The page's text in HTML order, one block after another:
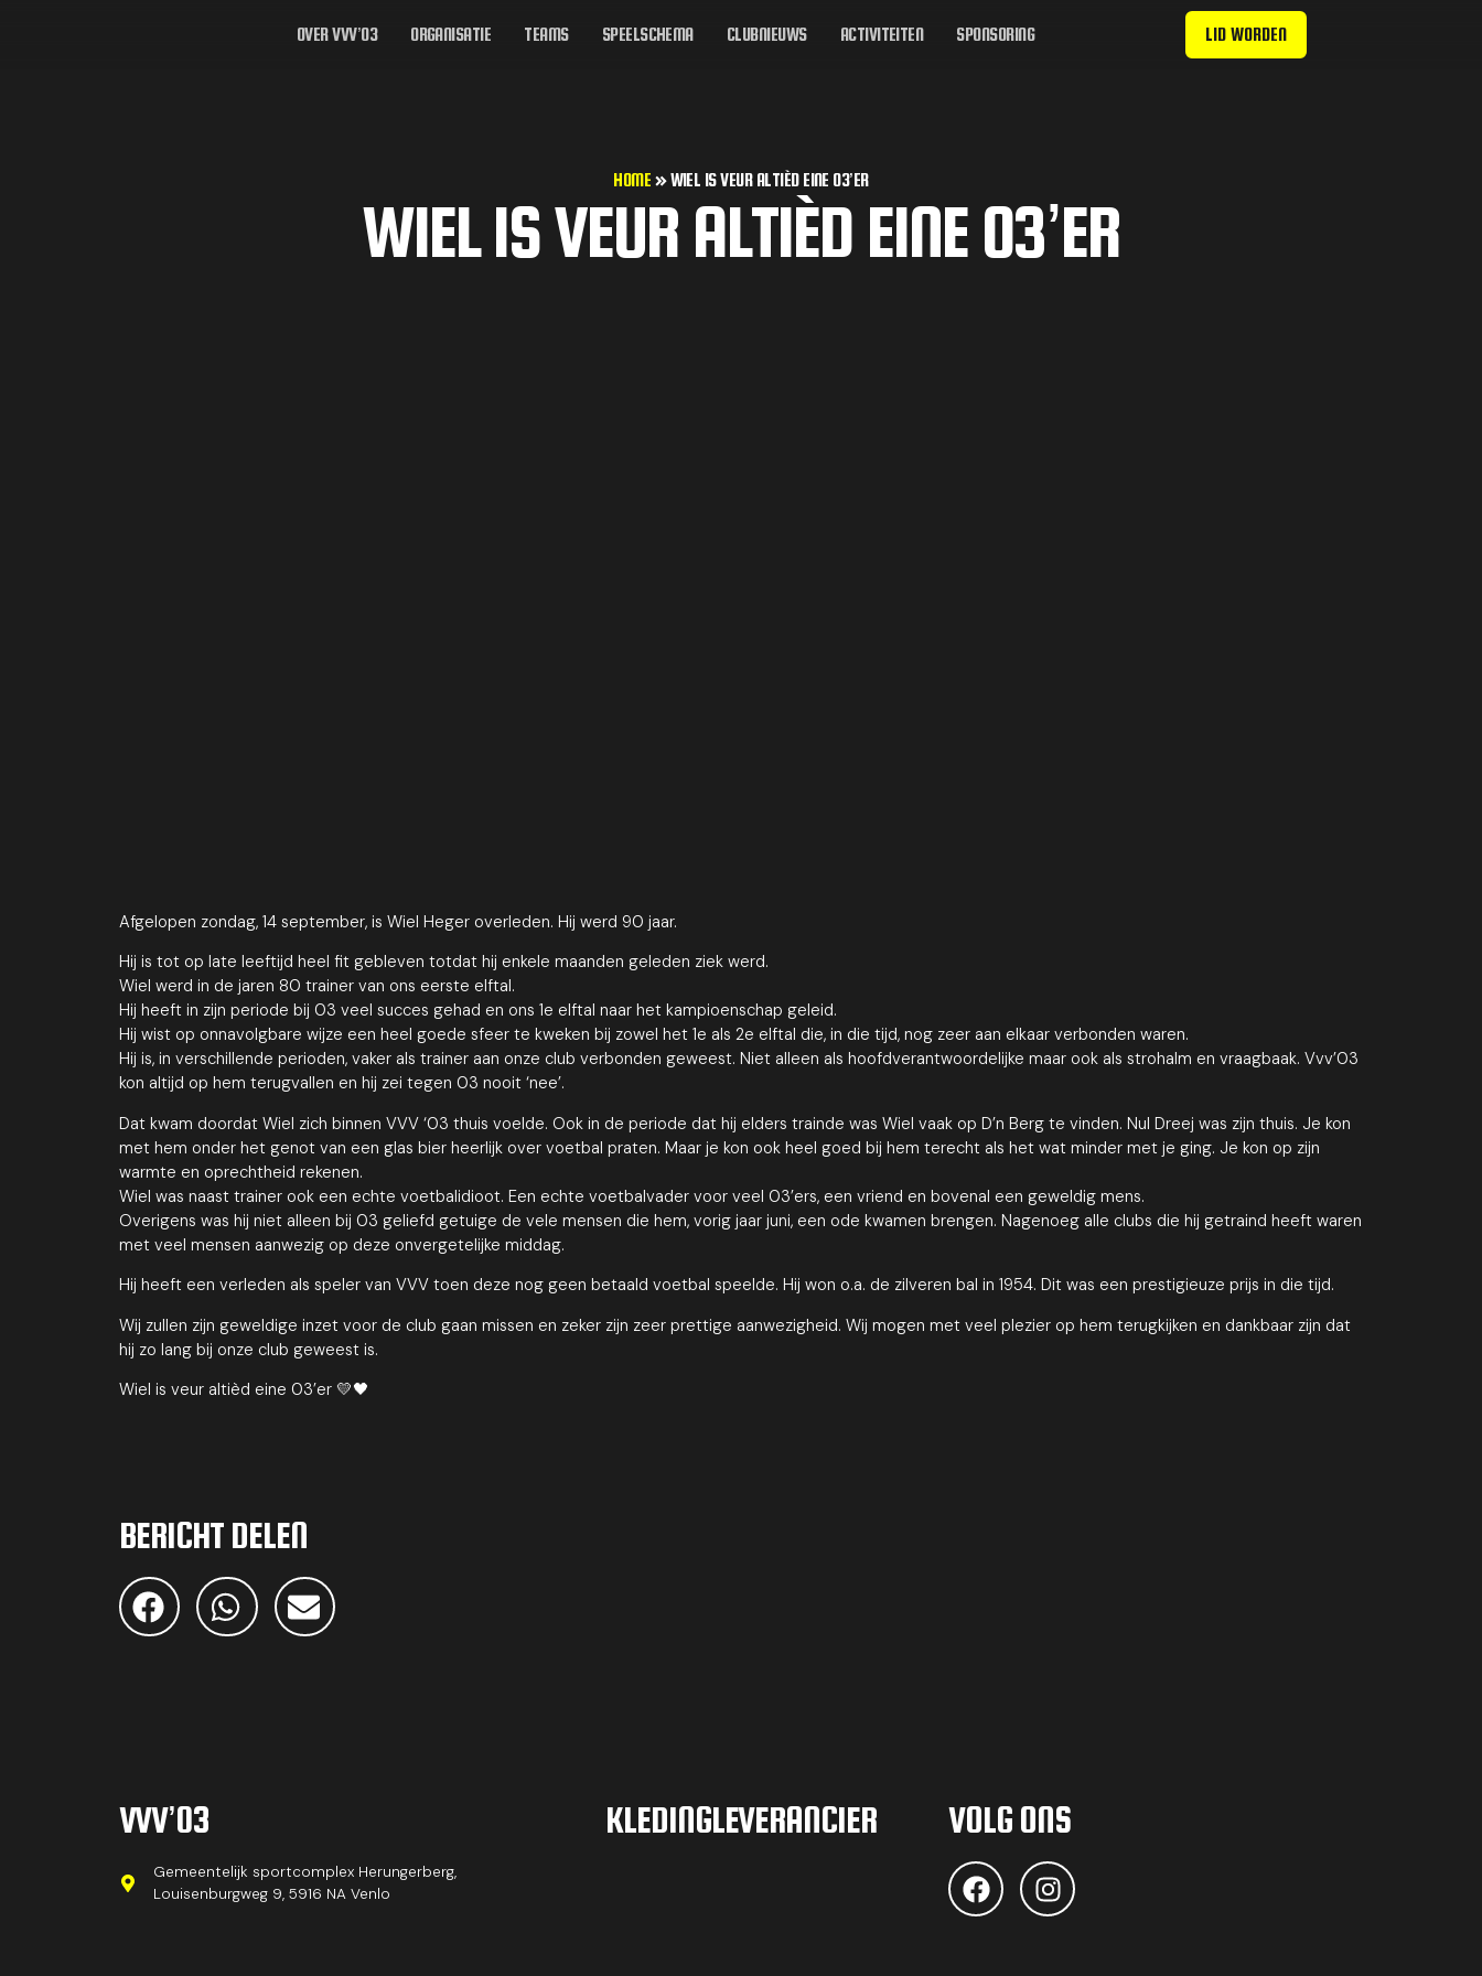
OVER VVV’03 ORGANISATIE TEAMS SPEELSCHEMA CLUBNIEUWS ACTIVITEITEN SPONSORING LID WORDEN
HOME »WIEL IS VEUR ALTIÈD EINE 03’ER
WIEL IS VEUR ALTIÈD EINE 03’ER
Afgelopen zondag, 14 september, is Wiel Heger overleden. Hij werd 90 jaar.
Hij is tot op late leeftijd heel fit gebleven totdat hij enkele maanden geleden ziek werd.
Wiel werd in de jaren 80 trainer van ons eerste elftal.
Hij heeft in zijn periode bij 03 veel succes gehad en ons 1e elftal naar het kampioenschap geleid.
Hij wist op onnavolgbare wijze een heel goede sfeer te kweken bij zowel het 1e als 2e elftal die, in die tijd, nog zeer aan elkaar verbonden waren.
Hij is, in verschillende perioden, vaker als trainer aan onze club verbonden geweest. Niet alleen als hoofdverantwoordelijke maar ook als strohalm en vraagbaak. Vvv’03
kon altijd op hem terugvallen en hij zei tegen 03 nooit ‘nee’.
Dat kwam doordat Wiel zich binnen VVV ‘03 thuis voelde. Ook in de periode dat hij elders trainde was Wiel vaak op D’n Berg te vinden. Nul Dreej was zijn thuis. Je kon
met hem onder het genot van een glas bier heerlijk over voetbal praten. Maar je kon ook heel goed bij hem terecht als het wat minder met je ging. Je kon op zijn
warmte en oprechtheid rekenen.
Wiel was naast trainer ook een echte voetbalidioot. Een echte voetbalvader voor veel 03’ers, een vriend en bovenal een geweldig mens.
Overigens was hij niet alleen bij 03 geliefd getuige de vele mensen die hem, vorig jaar juni, een ode kwamen brengen. Nagenoeg alle clubs die hij getraind heeft waren
met veel mensen aanwezig op deze onvergetelijke middag.
Hij heeft een verleden als speler van VVV toen deze nog geen betaald voetbal speelde. Hij won o.a. de zilveren bal in 1954. Dit was een prestigieuze prijs in die tijd.
Wij zullen zijn geweldige inzet voor de club gaan missen en zeker zijn zeer prettige aanwezigheid. Wij mogen met veel plezier op hem terugkijken en dankbaar zijn dat
hij zo lang bij onze club geweest is.
Wiel is veur altièd eine 03’er 💛🖤
BERICHT DELEN
VVV’03
Gemeentelijk sportcomplex Herungerberg,
Louisenburgweg 9, 5916 NA Venlo
KLEDINGLEVERANCIER VOLG ONS